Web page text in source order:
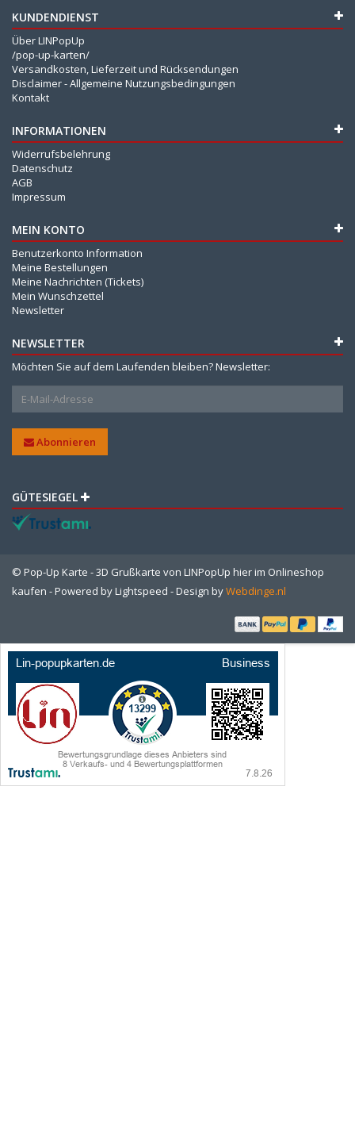
KUNDENDIENST
Über LINPopUp
/pop-up-karten/
Versandkosten, Lieferzeit und Rücksendungen
Disclaimer - Allgemeine Nutzungsbedingungen
Kontakt
INFORMATIONEN
Widerrufsbelehrung
Datenschutz
AGB
Impressum
MEIN KONTO
Benutzerkonto Information
Meine Bestellungen
Meine Nachrichten (Tickets)
Mein Wunschzettel
Newsletter
NEWSLETTER
Möchten Sie auf dem Laufenden bleiben? Newsletter:
Abonnieren
GÜTESIEGEL
© Pop-Up Karte - 3D Grußkarte von LINPopUp hier im Onlineshop
kaufen - Powered byLightspeed - Design byWebdinge.nl